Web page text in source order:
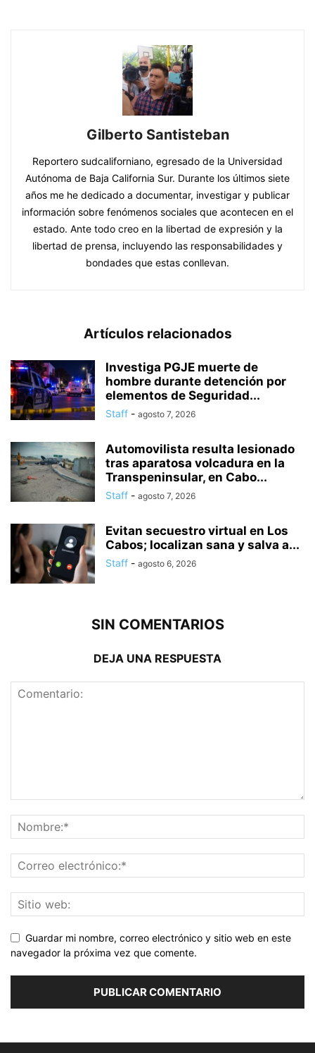
Gilberto Santisteban
Reportero sudcaliforniano, egresado de la Universidad
Autónoma de Baja California Sur. Durante los últimos siete
años me he dedicado a documentar, investigar y publicar
información sobre fenómenos sociales que acontecen en el
estado. Ante todo creo en la libertad de expresión y la
libertad de prensa, incluyendo las responsabilidades y
bondades que estas conllevan.
Artículos relacionados
Investiga PGJE muerte de
hombre durante detención por
elementos de Seguridad...
Staff - agosto 7, 2026
Automovilista resulta lesionado
tras aparatosa volcadura en la
Transpeninsular, en Cabo...
Staff - agosto 7, 2026
Evitan secuestro virtual en Los
Cabos; localizan sana y salva a...
Staff - agosto 6, 2026
SIN COMENTARIOS
DEJA UNA RESPUESTA
Guardar mi nombre, correo electrónico y sitio web en este
navegador la próxima vez que comente.